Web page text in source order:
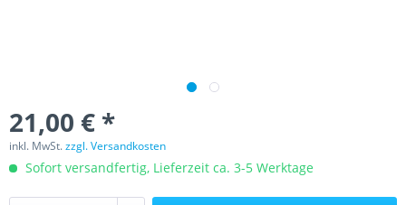
21,00 € *
inkl. MwSt.zzgl. Versandkosten
Sofort versandfertig, Lieferzeit ca. 3-5 Werktage